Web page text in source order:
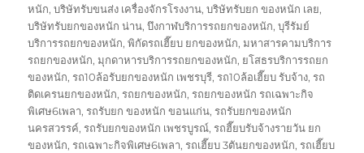
หนัก,บริษัทรับขนส่ง เครื่องจักรโรงงาน,บริษัทรับยก ของหนัก เลย,
บริษัทรับยกของหนัก น่าน,บึงกาฬบริการรถยกของหนัก,บุรีรัมย์
บริการรถยกของหนัก,พิกัดรถเฮี๊ยบ ยกของหนัก,มหาสารคามบริการ
รถยกของหนัก,มุกดาหารบริการรถยกของหนัก, ยโสธรบริการรถยก
ของหนัก,รถ10ล้อรับยกของหนัก เพชรบุรี,รถ10ล้อเฮี๊ยบ รับจ้าง,รถ
ติดเครนยกของหนัก,รถยกของหนัก,รถยกของหนัก รถเฉพาะกิจ
พิเศษ6เพลา,รถรับยก ของหนัก ขอนแก่น,รถรับยกของหนัก
นครสวรรค์,รถรับยกของหนัก เพชรบูรณ์,รถฮี๊ยบรับจ้างรายวัน ยก
ของหนัก,รถเฉพาะกิจพิเศษ6เพลา,รถเฮี๊ยบ 3ตันยกของหนัก,รถเฮี๊ยบ